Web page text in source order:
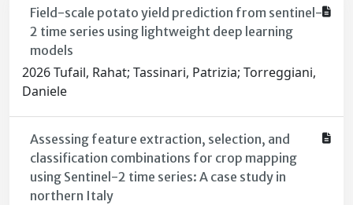
Field-scale potato yield prediction from sentinel-
2 time series using lightweight deep learning
models
2026 Tufail, Rahat; Tassinari, Patrizia; Torreggiani,
Daniele
Assessing feature extraction, selection, and
classification combinations for crop mapping
using Sentinel-2 time series: A case study in
northern Italy